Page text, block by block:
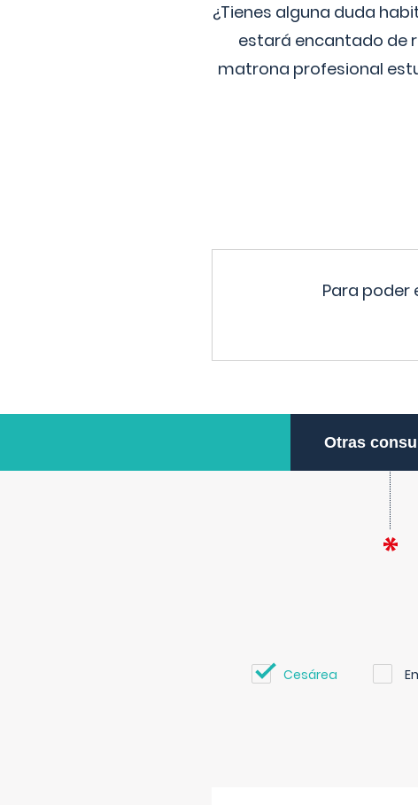
¿Tienes alguna duda
estará encantado de
matrona profesional
Para poder
Otras
Cesárea